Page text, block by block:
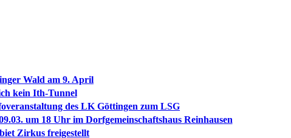
Wald am 9. April
kein Ith-Tunnel
des LK Göttingen zum LSG
um 18 Uhr im Dorfgemeinschaftshaus Reinhausen
Zirkus freigestellt